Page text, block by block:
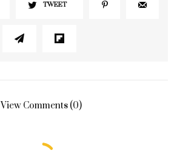
TWEET
View Comments (0)